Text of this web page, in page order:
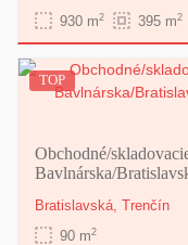
930 m2 395 m2
TOP
Obchodné/
Bavlnárska/
Bratislavská, Trenčín
90 m2